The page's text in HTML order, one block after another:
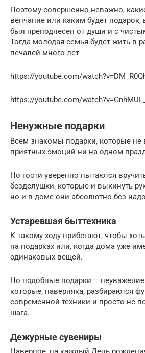
Поэтому совершенно неважно,
венчание или каким будет
был преподнесен от души и с
Тогда молодая семья будет жить в
печалей много лет
https://youtube.com/
https://youtube.com/
Ненужные подарки
Всем знакомы подарки, которые
приятных эмоций ни на одном
Но гости уверенно пытаются
безделушки, которые и выкинуть
но и в доме они абсолютно без
Устаревшая быттехника
К такому ходу прибегают, чтобы
на подарках или, когда дома уже
одинаковых вещей.
Но подобные подарки –
которые, наверняка, разбираются
современной техники и просто не
шага.
Дежурные сувениры